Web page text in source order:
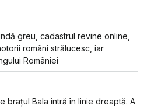
greu, cadastrul revine online,
români strălucesc, iar
României
brațul Bala intră în linie dreaptă. A